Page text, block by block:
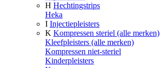
H Hechtingstrips
Heka
I Injectiepleisters
K Kompressen steriel (alle merken)
Kleefpleisters (alle merken)
Kompressen niet-steriel
Kinderpleisters